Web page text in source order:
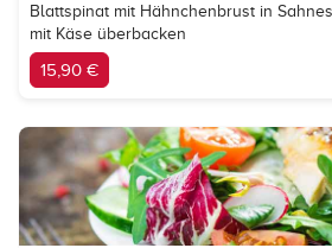
Blattspinat mit Hähnchenbrust in
mit Käse überbacken
15,90 €